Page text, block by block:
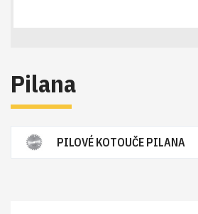
Pilana
PILOVÉ KOTOUČE PILANA